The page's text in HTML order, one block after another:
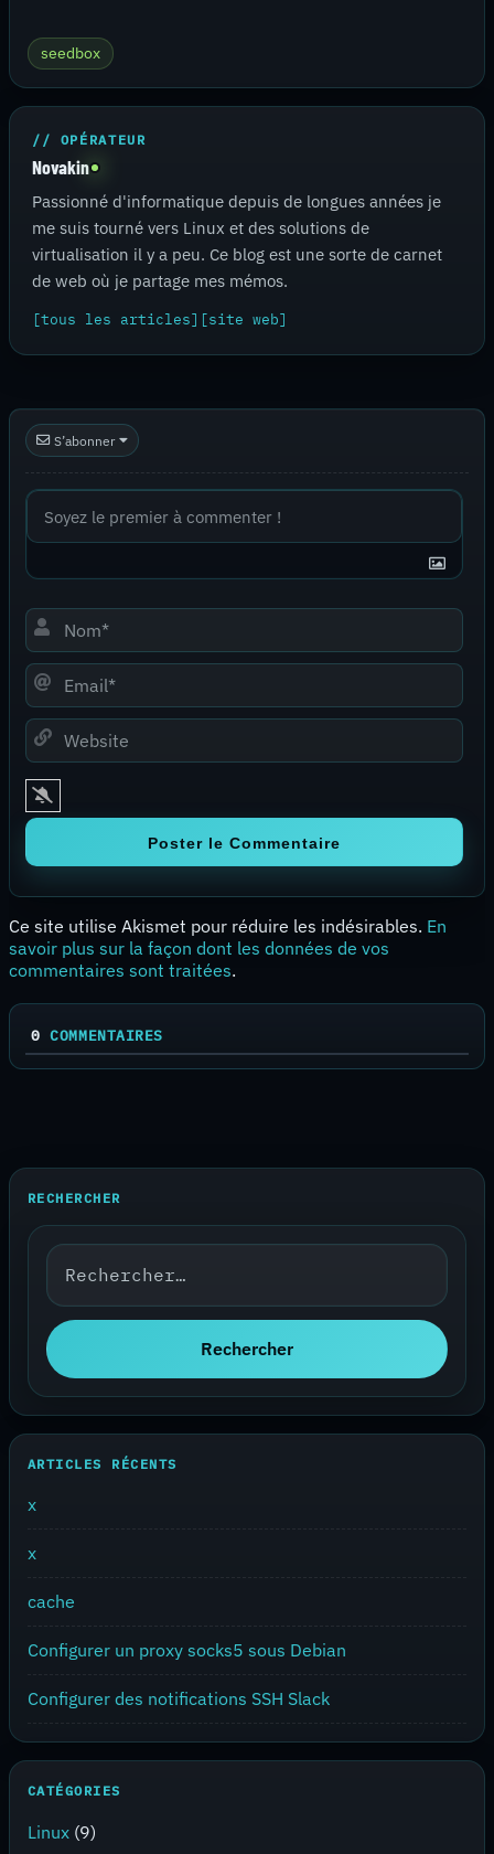
seedbox
// OPÉRATEUR
Novakin
Passionné d'informatique depuis de longues années je
me suis tourné vers Linux et des solutions de
virtualisation il y a peu. Ce blog est une sorte de carnet
de web où je partage mes mémos.
[tous les articles] [site web]
S’abonner
Nom*
Email*
Ce site utilise Akismet pour réduire les indésirables. En
savoir plus sur la façon dont les données de vos
commentaires sont traitées.
0 COMMENTAIRES
RECHERCHER
Rechercher :
Rechercher
ARTICLES RÉCENTS
x
x
cache
Configurer un proxy socks5 sous Debian
Configurer des notifications SSH Slack
CATÉGORIES
Linux (9)